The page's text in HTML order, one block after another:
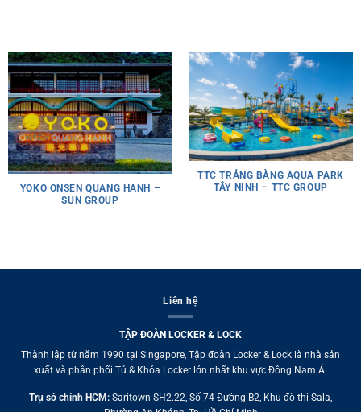
YOKO ONSEN QUANG HANH –
SUN GROUP
TTC TRẢNG BÀNG AQUA PARK
TÂY NINH – TTC GROUP
Liên hệ
TẬP ĐOÀN LOCKER & LOCK
Thành lập từ năm 1990 tại Singapore, Tập đoàn Locker & Lock là nhà sản
xuất và phân phối Tủ & Khóa Locker lớn nhất khu vực Đông Nam Á.
Trụ sở chính HCM: Saritown SH2.22, Số 74 Đường B2, Khu đô thị Sala,